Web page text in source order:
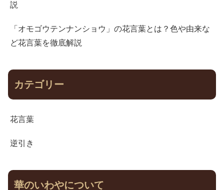
説
「オモゴウテンナンショウ」の花言葉とは？色や由来な
ど花言葉を徹底解説
カテゴリー
花言葉
逆引き
華のいわやについて